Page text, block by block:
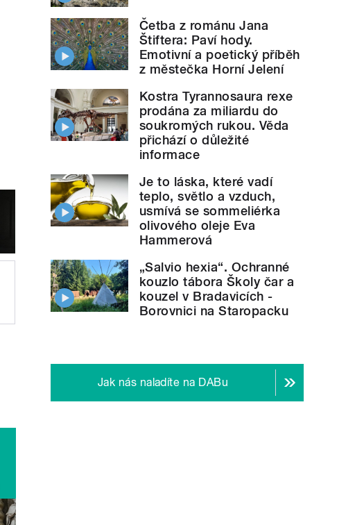
Četba z románu Jana
Štiftera: Paví hody.
Emotivní a poetický příběh
z městečka Horní Jelení
Kostra Tyrannosaura rexe
prodána za miliardu do
soukromých rukou. Věda
přichází o důležité
informace
Je to láska, které vadí
teplo, světlo a vzduch,
usmívá se sommeliérka
olivového oleje Eva
Hammerová
„Salvio hexia“. Ochranné
kouzlo tábora Školy čar a
kouzel v Bradavicích -
Borovnici na Staropacku
Jak nás naladíte na DABu